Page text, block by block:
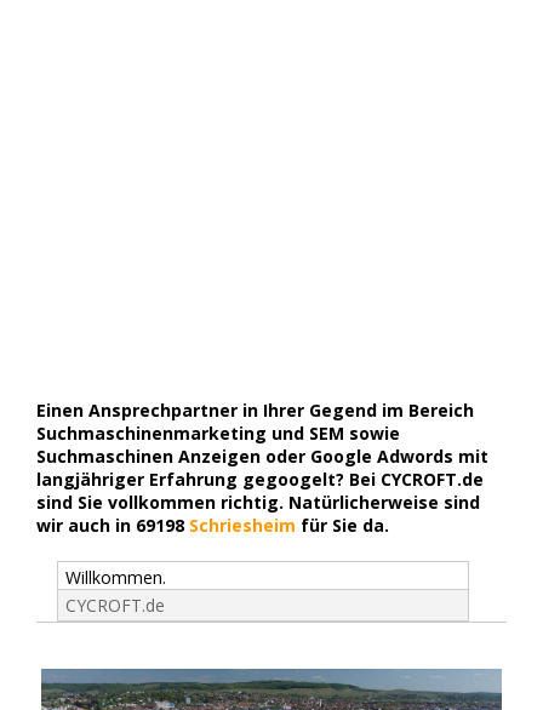
Einen Ansprechpartner in Ihrer Gegend im Bereich
Suchmaschinenmarketing und SEM sowie
Suchmaschinen Anzeigen oder Google Adwords mit
langjähriger Erfahrung gegoogelt? Bei CYCROFT.de
sind Sie vollkommen richtig. Natürlicherweise sind
wir auch in 69198 Schriesheim für Sie da.
Willkommen.
CYCROFT.de